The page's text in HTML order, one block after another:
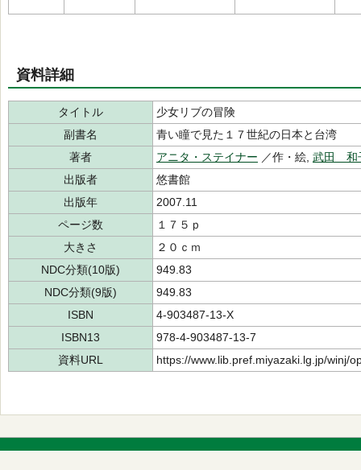
資料詳細
タイトル
少女リブの冒険
副書名
青い瞳で見た１７世紀の日本と台湾
著者
アニタ・ステイナー ／作・絵, 武田 和
出版者
悠書館
出版年
2007.11
ページ数
１７５ｐ
大きさ
２０ｃｍ
NDC分類(10版)
949.83
NDC分類(9版)
949.83
ISBN
4-903487-13-X
ISBN13
978-4-903487-13-7
資料URL
https://www.lib.pref.miyazaki.lg.jp/winj/